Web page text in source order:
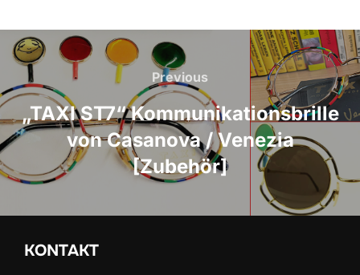
Beitragsnavigation
Previous
Previous
„TAXI ST7“ Kommunikationsbrille
von Casanova / Venezia
[Zubehör]
KONTAKT